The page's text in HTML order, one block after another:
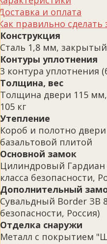
и оплата
правильно сделать
Конструкция
Сталь 1,8 мм,
Контуры уплотнения
3 контура уплотнения
Толщина, вес
Толщина двери 115
105 кг
Утепление
Короб и полотно
базальтовой плитой
Основной замок
Цилиндровый Гардиан
класса безопасности,
Дополнительный
Сувальдный Border ЗВ
безопасности, Россия)
Отделка снаружи
Металл с покрытием